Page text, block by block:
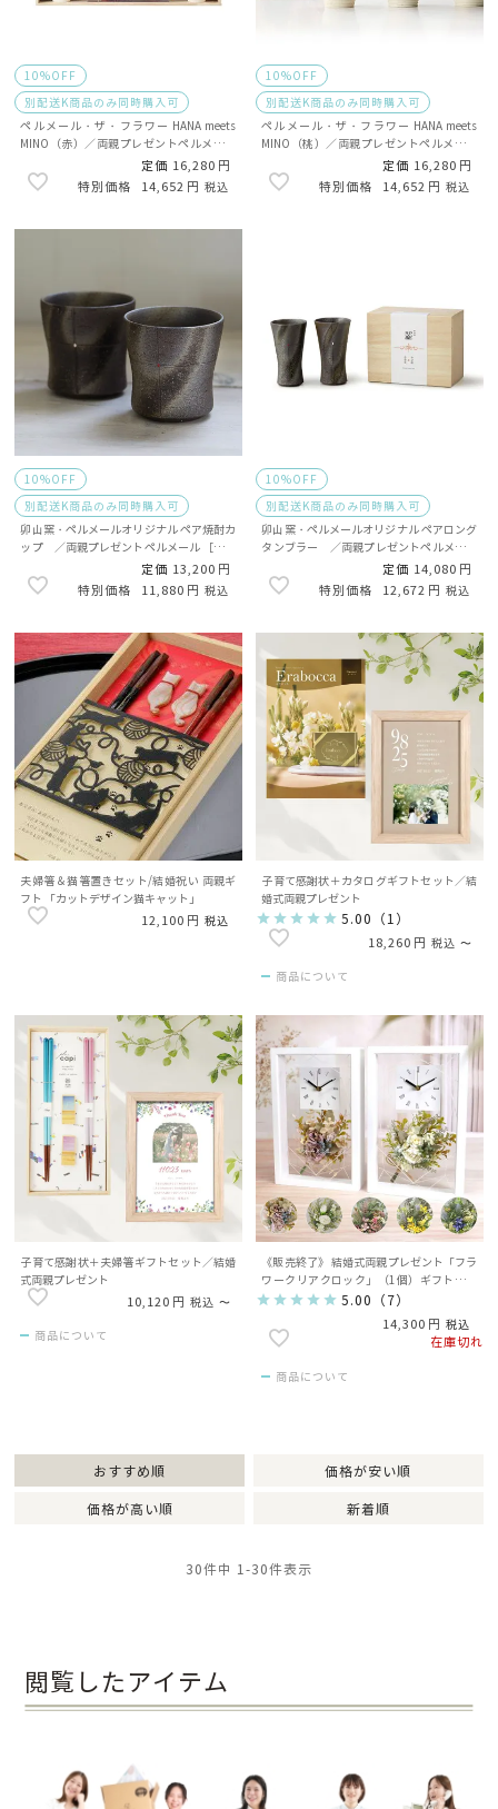
10%OFF
別配送K商品のみ同時購入可
ペルメール・ザ・フラワー HANA meets
MINO（赤）／両親プレゼントペルメール
定価 16,280
14,652
税込
10%OFF
別配送K商品のみ同時購入可
ペルメール・ザ・フラワー HANA meets
MINO（桃）／両親プレゼントペルメール
定価 16,280
14,652
税込
10%OFF
別配送K商品のみ同時購入可
卯山窯・ペルメールオリジナル ペア焼酎カ
ップ ／両親プレゼントペルメール ［別配
定価 13,200
11,880
税込
10%OFF
別配送K商品のみ同時購入可
卯山窯・ペルメールオリジナル ペアロング
タンブラー ／両親プレゼントペルメール
定価 14,080
12,672
税込
夫婦箸＆猫箸置きセット/結婚祝い 両親ギ
フト 「カットデザイン猫キャット」
12,100 税込
子育て感謝状＋カタログギフトセット／結
婚式両親プレゼント
5.00 （ 1 ）
18,260 税込 〜
商品について
子育て感謝状＋夫婦箸ギフトセット／結婚
式両親プレゼント
10,120 税込 〜
商品について
《販売終了》 結婚式両親プレゼント「フラ
ワークリアクロック」（1個）ギフトボッ
クスラッピング付5.00 （ 7）
14,300 税込
商品について
在庫切れ
おすすめ順 価格が安い順
価格が高い順 新着順
30件中 1 -30件表示
閲覧したアイテム